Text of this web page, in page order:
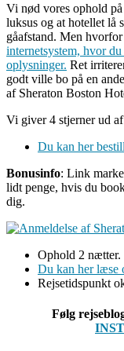
Vi nød vores ophold
luksus og at hotellet lå
gåafstand. Men
internetsystem, hvor
oplysninger. Ret
godt ville bo på en
af Sheraton Boston
Vi giver 4 stjerner ud
Du kan her
Bonusinfo: Link
lidt penge, hvis du
dig.
Ophold 2 nætter.
Du kan her læse
Rejsetidspunkt
Følg